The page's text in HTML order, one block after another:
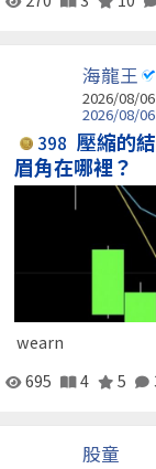
海龍王
2026/08/
2026/08/
398 壓縮的
眉角在哪裡？
wearn
695
4 5
股童